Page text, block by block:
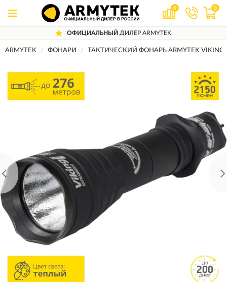
0 0
ОФИЦИАЛЬНЫЙ ДИЛЕР ARMYTEK
ARMYTEK ФОНАРИ ТАКТИЧЕСКИЙ ФОНАРЬ ARMYTEK VIKING